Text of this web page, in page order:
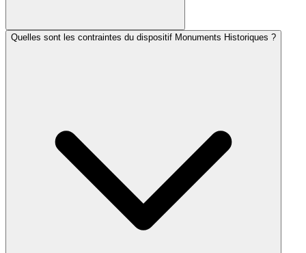
Quelles sont les contraintes du dispositif Monuments Historiques ?